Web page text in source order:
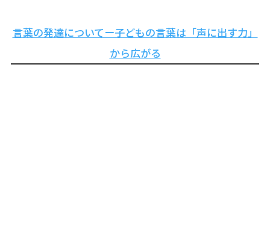
言葉の発達についてー子どもの言葉は「声に出す力」
から広がる